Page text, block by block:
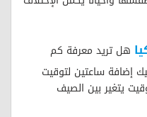
هل تريد معرفة كم
إضافة ساعتين لتوقيت
يتغير بين الصيف